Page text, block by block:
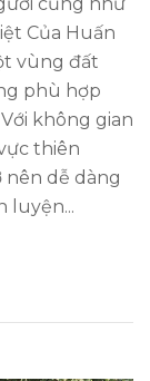
Của Huấn
vùng đất
phù hợp
không gian
thiên
nên dễ dàng
luyện...